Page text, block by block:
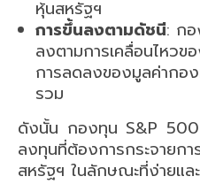
หุ้นสหรัฐฯ
การขึ้นลงตามดัชนี: ก
ลงตามการเคลื่อนไหวข
การลดลงของมูลค่ากอ
รวม
ดังนั้น กองทุน S&P 500
ลงทุนที่ต้องการกระจายกา
สหรัฐฯ ในลักษณะที่ง่ายแล